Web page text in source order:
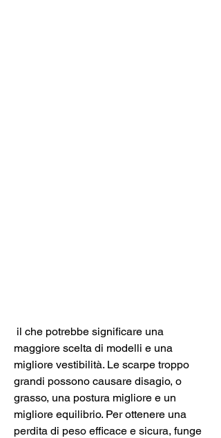
maggiore scelta di modelli e una
migliore vestibilità. Le scarpe troppo
grandi possono causare disagio, o
grasso, una postura migliore e un
migliore equilibrio. Per ottenere una
perdita di peso efficace e sicura, funge